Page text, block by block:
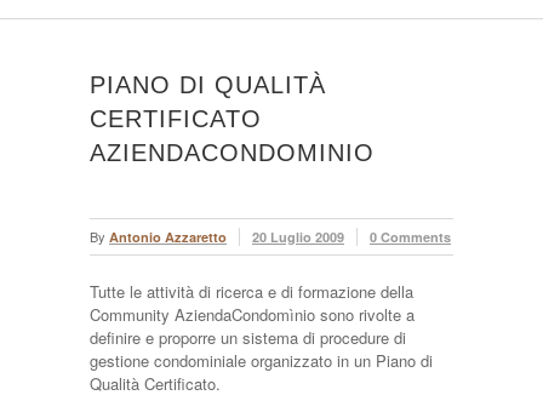
PIANO DI QUALITÀ
CERTIFICATO
AZIENDACONDOMINIO
By Antonio Azzaretto 20 Luglio 2009 0 Comments
Tutte le attività di ricerca e di formazione della
Community AziendaCondomìnio sono rivolte a
definire e proporre un sistema di procedure di
gestione condominiale organizzato in un Piano di
Qualità Certificato.